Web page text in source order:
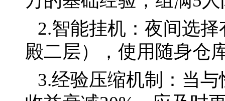
2.智能挂机：夜间选
殿二层），使用随身仓
3.经验压缩机制：当